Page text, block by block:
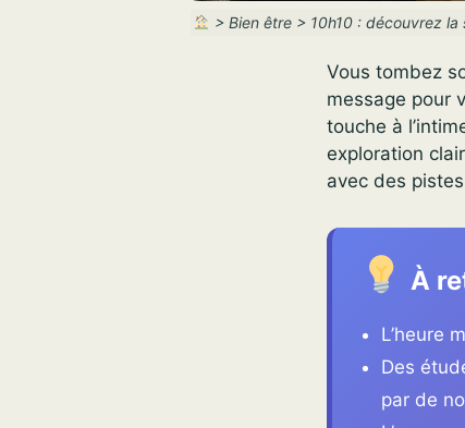
> Bien être> 10h10 : découvrez
Vous tombez
message pour
touche à
exploration
avec des
À
L’heure
Des
par de